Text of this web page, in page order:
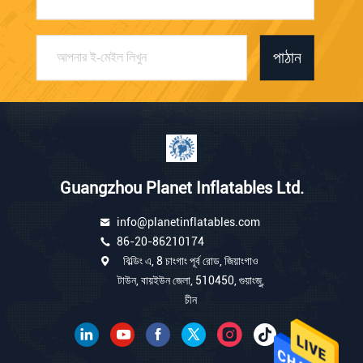
পাঠান
Guangzhou Planet Inflatables Ltd.
info@planetinflatables.com
86-20-86210174
বিল্ডিং এ, 8 চাংগাং পূর্ব রোড, জিয়াংগাও
টাউন, বায়ইউন জেলা, 510450, গুয়াংজু,
চীন